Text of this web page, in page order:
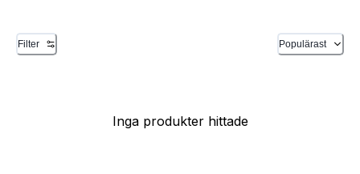
Filter Populärast
Inga produkter hittade